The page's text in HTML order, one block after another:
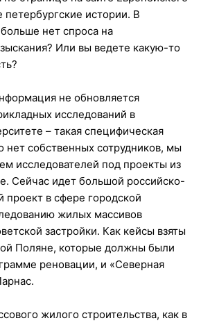
истории. В
нет спроса на
Или вы ведете какую-то
не обновляется
исследований в
– такая специфическая
нет собственных сотрудников, мы
исследователей под проекты из
Сейчас идет большой российско-
проект в сфере городской
жилых массивов
застройки. Как кейсы взяты
Поляне, которые должны были
реновации, и «Северная
жилого строительства, как в